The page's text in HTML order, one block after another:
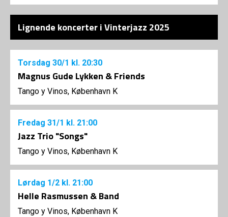
Lignende koncerter i Vinterjazz 2025
Torsdag 30/1 kl. 20:30
Magnus Gude Lykken & Friends
Tango y Vinos, København K
Fredag 31/1 kl. 21:00
Jazz Trio "Songs"
Tango y Vinos, København K
Lørdag 1/2 kl. 21:00
Helle Rasmussen & Band
Tango y Vinos, København K